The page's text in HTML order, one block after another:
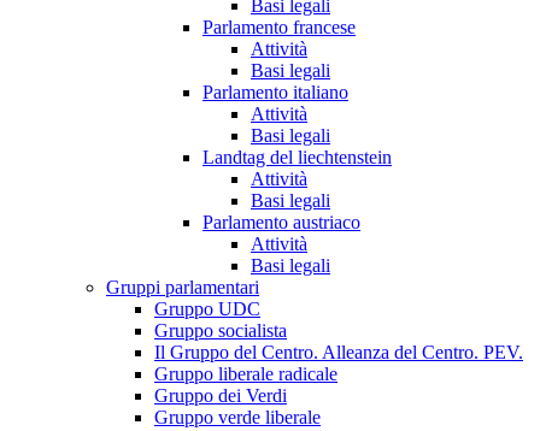
Basi legali
Parlamento francese
Attività
Basi legali
Parlamento italiano
Attività
Basi legali
Landtag del liechtenstein
Attività
Basi legali
Parlamento austriaco
Attività
Basi legali
Gruppi parlamentari
Gruppo UDC
Gruppo socialista
Il Gruppo del Centro. Alleanza del Centro. PEV.
Gruppo liberale radicale
Gruppo dei Verdi
Gruppo verde liberale